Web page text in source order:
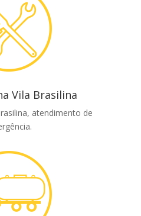
Vila Brasilina
atendimento de